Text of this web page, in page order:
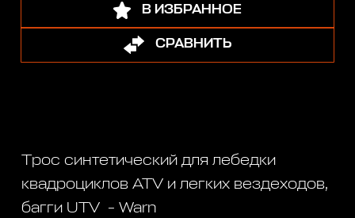
В ИЗБРАННОЕ
СРАВНИТЬ
Tрос синтетический для лебедки
квадроциклов ATV и легких вездеходов,
багги UTV - Warn